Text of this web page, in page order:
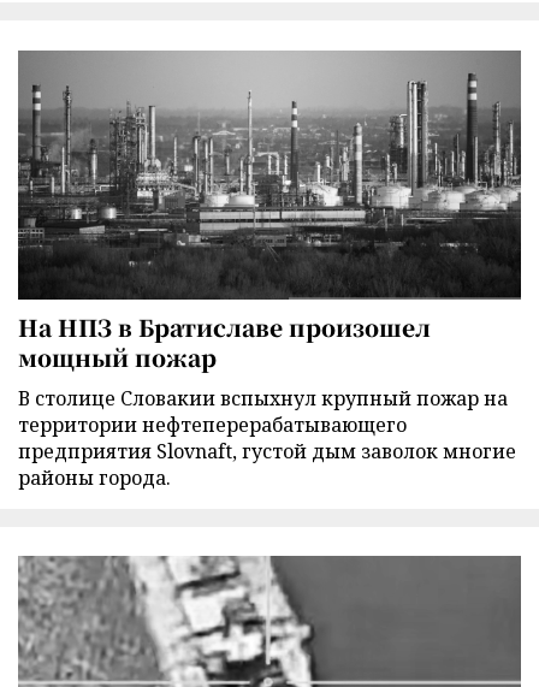
На НПЗ в Братиславе произошел
мощный пожар
В столице Словакии вспыхнул крупный пожар на
территории нефтеперерабатывающего
предприятия Slovnaft, густой дым заволок многие
районы города.